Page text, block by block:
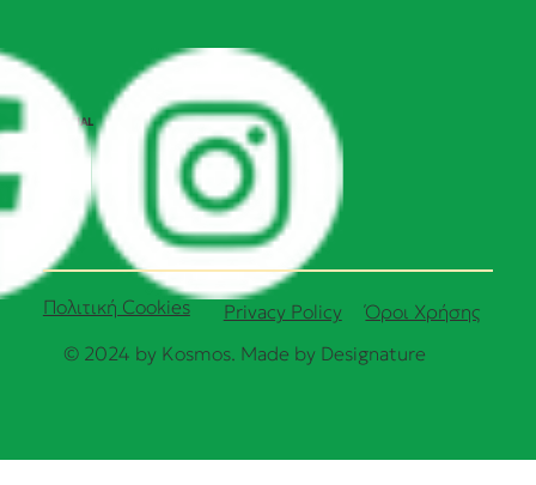
SOCIAL
© 2024 by Kosmos. Made by Designature
Πολιτική Cookies Όροι Χρήσης
Privacy Policy